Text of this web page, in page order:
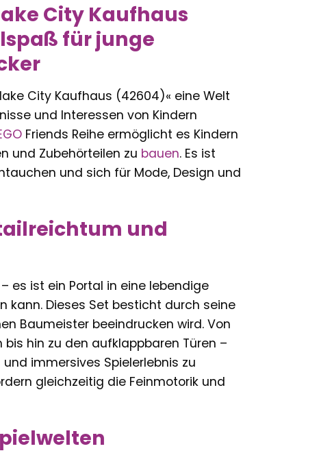
City Kaufhaus
für junge
City Kaufhaus (42604)« eine Welt
und Interessen von Kindern
Friends Reihe ermöglicht es Kindern
und Zubehörteilen zu bauen. Es ist
und sich für Mode, Design und
und
– es ist ein Portal in eine lebendige
kann. Dieses Set besticht durch seine
Baumeister beeindrucken wird. Von
hin zu den aufklappbaren Türen –
immersives Spielerlebnis zu
gleichzeitig die Feinmotorik und